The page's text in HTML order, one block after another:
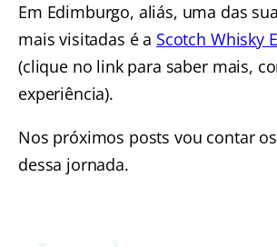
Em Edimburgo, aliás, uma das
mais visitadas é a Scotch Whisky
(clique no link para saber mais,
experiência).
Nos próximos posts vou contar
dessa jornada.